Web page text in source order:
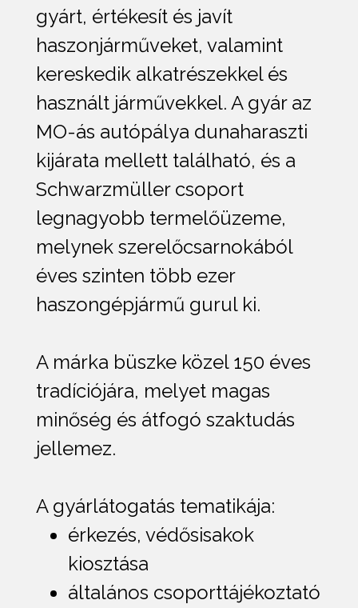
gyárt, értékesít és javít
haszonjárműveket, valamint
kereskedik alkatrészekkel és
használt járművekkel. A gyár az
MO-ás autópálya dunaharaszti
kijárata mellett található, és a
Schwarzmüller csoport
legnagyobb termelőüzeme,
melynek szerelőcsarnokából
éves szinten több ezer
haszongépjármű gurul ki.
A márka büszke közel 150 éves
tradíciójára, melyet magas
minőség és átfogó szaktudás
jellemez.
A gyárlátogatás tematikája:
érkezés, védősisakok
kiosztása
általános csoporttájékoztató